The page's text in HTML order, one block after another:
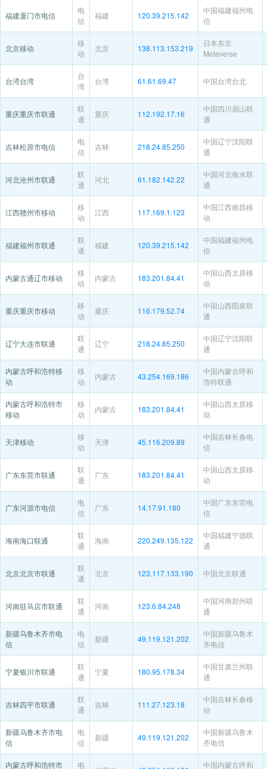
福建厦门市电信
电
信
福建 120.39.215.142
中国福建福州电
信
北京移动
移
动
北京 138.113.153.219
日本东京
Meteverse
台湾台湾
台
湾
台湾 61.61.69.47 中国台湾台北
重庆重庆市联通
联
通
重庆 112.192.17.16
中国四川眉山联
通
吉林松原市电信
电
信
吉林 218.24.85.250
中国辽宁沈阳联
通
河北沧州市联通
联
通
河北 61.182.142.22
中国河北衡水联
通
江西赣州市移动
移
动
江西 117.169.1.123
中国江西南昌移
动
福建福州市联通
联
通
福建 120.39.215.142
中国福建福州电
信
内蒙古通辽市移动
移
动
内蒙古 183.201.84.41
中国山西太原移
动
重庆重庆市移动
移
动
重庆 116.179.52.74
中国山西阳泉联
通
辽宁大连市联通
联
通
辽宁 218.24.85.250
中国辽宁沈阳联
通
内蒙古呼和浩特移
动
移
动
内蒙古 43.254.169.186
中国内蒙古呼和
浩特联通
内蒙古呼和浩特市
移动
移
动
内蒙古 183.201.84.41
中国山西太原移
动
天津移动
移
动
天津 45.116.209.89
中国吉林长春电
信
广东东莞市联通
联
通
广东 183.201.84.41
中国山西太原移
动
广东河源市电信
电
信
广东 14.17.91.180
中国广东东莞电
信
海南海口联通
联
通
海南 220.249.135.122
中国福建宁德联
通
北京北京市联通
联
通
北京 123.117.133.190 中国北京联通
河南驻马店市联通
联
通
河南 123.6.84.248
中国河南郑州联
通
新疆乌鲁木齐市电
信
电
信
新疆 49.119.121.202
中国新疆乌鲁木
齐电信
宁夏银川市联通
联
通
宁夏 180.95.178.34
中国甘肃兰州联
通
吉林四平市联通
联
通
吉林 111.27.123.18
中国吉林长春移
动
新疆乌鲁木齐市电
信
电
信
新疆 49.119.121.202
中国新疆乌鲁木
齐电信
内蒙古呼和浩特市
电
中国内蒙古呼和